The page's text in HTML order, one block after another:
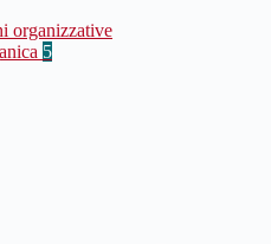
organizzative
5